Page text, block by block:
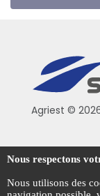
Agriest ©
Conditions
Mentions
Nous respectons
Nous utilisons des